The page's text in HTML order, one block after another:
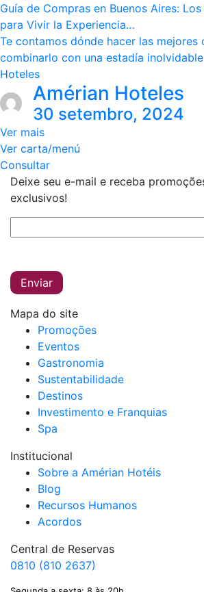
Guía de Compras en Buenos Aires:
para Vivir la Experiencia…
Te contamos dónde hacer las mejores
combinarlo con una estadía
Hoteles
Amérian Hoteles
30 setembro, 2024
Ver mais
Ver carta/menú
Consultar
Deixe seu e-mail e receba
exclusivos!
Mapa do site
Promoções
Eventos
Gastronomia
Sustentabilidade
Destinos
Investimento e Franquias
Spa
Institucional
Sobre a Amérian Hotéis
Blog
Recursos Humanos
Acordos
Central de Reservas
0810 (810 2637)